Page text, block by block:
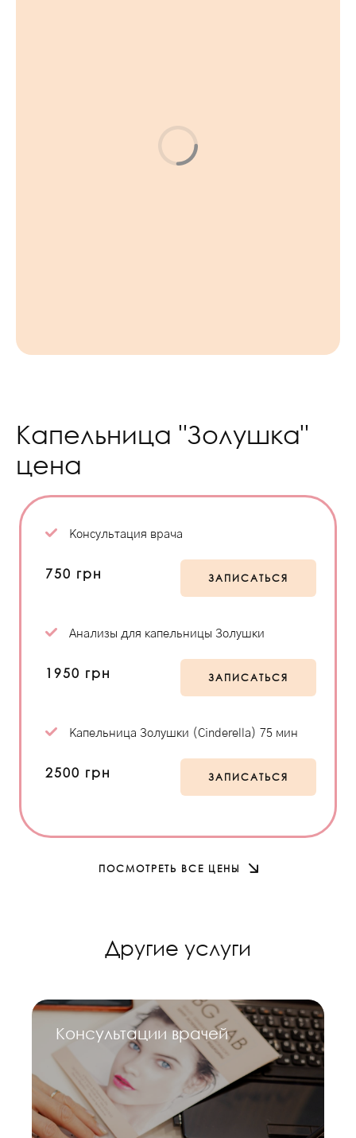
Капельница "Золушка"
цена
Консультация врача
750 грн ЗАПИСАТЬСЯ
Анализы для капельницы Золушки
1950 грн ЗАПИСАТЬСЯ
Капельница Золушки (Cinderella) 75 мин
2500 грн ЗАПИСАТЬСЯ
ПОСМОТРЕТЬ ВСЕ ЦЕНЫ
Другие услуги
Консультации врачей